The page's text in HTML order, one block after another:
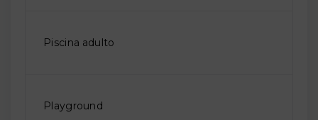
Piscina adulto
Playground